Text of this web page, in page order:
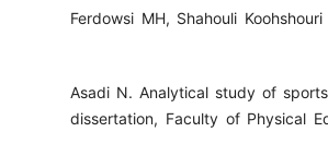
Ferdowsi MH, Shahouli
Asadi N. Analytical study of
dissertation, Faculty of Physical